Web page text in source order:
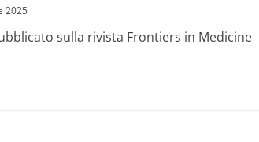
2025
sulla rivista Frontiers in Medicine